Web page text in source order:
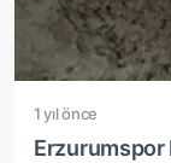
1 yıl önce
Erzurumspor